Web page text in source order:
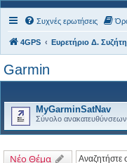
Συχνές ερωτήσεις
4GPS Ευρετήριο Δ.
Garmin
MyGarminSatNav
Σύνολο
Νέο Θέμα